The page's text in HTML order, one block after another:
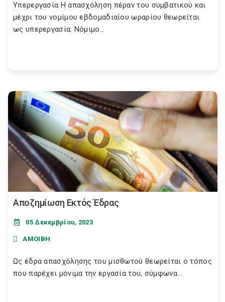
Υπερεργασία Η απασχόληση πέραν του συμβατικού και
μέχρι του νομίμου εβδομαδιαίου ωραρίου θεωρείται
ως υπερεργασία. Νόμιμο...
Αποζημίωση Εκτός Έδρας
05 Δεκεμβρίου, 2023
ΑΜΟΙΒΗ
Ως έδρα απασχόλησης του μισθωτού θεωρείται ο τόπος
που παρέχει μόνιμα την εργασία του, σύμφωνα...